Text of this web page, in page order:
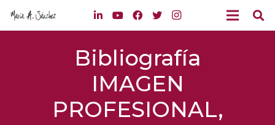
Bibliografía
IMAGEN
PROFESIONAL,